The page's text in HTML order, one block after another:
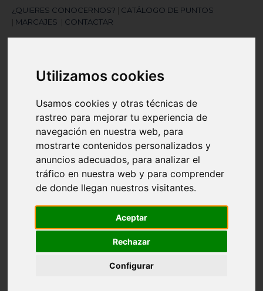
Utilizamos cookies
Usamos cookies y otras técnicas de
rastreo para mejorar tu experiencia de
navegación en nuestra web, para
mostrarte contenidos personalizados y
anuncios adecuados, para analizar el
tráfico en nuestra web y para comprender
de donde llegan nuestros visitantes.
Aceptar
Rechazar
Configurar
¿QUIERES CONOCERNOS?
CATÁLOGO DE PUNTOS
MARCAJES CONTACTAR
¿Necesitas ayuda?
945 121 003
Navegación
palanca
Artículos (0)
search
ESCRITURA Y OFICINA